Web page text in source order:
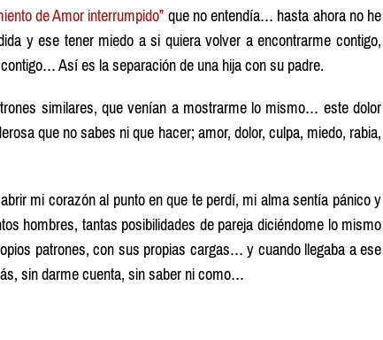
de Amor interrumpido”que no entendía… hasta ahora no he
y ese tener miedo a si quiera volver a encontrarme contigo,
Así es la separación de una hija con su padre.
similares, que venían a mostrarme lo mismo… este dolor
que no sabes ni que hacer; amor, dolor, culpa, miedo, rabia,
mi corazón al punto en que te perdí, mi alma sentía pánico y
hombres, tantas posibilidades de pareja diciéndome lo mismo
patrones, con sus propias cargas… y cuando llegaba a ese
sin darme cuenta, sin saber ni como…